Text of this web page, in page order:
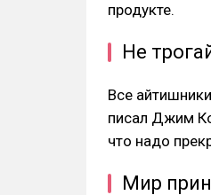
продукте.
Не
Все
писал Джим
что надо
Мир